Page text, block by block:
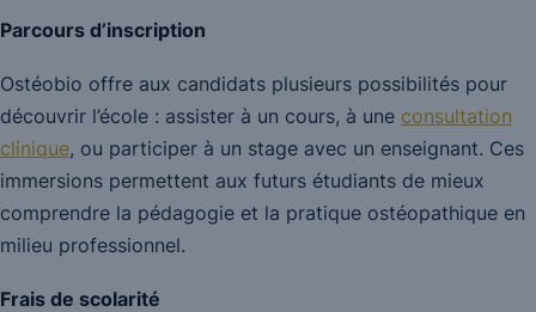
Parcours d’inscription
Ostéobio offre aux candidats plusieurs possibilités pour
découvrir l’école : assister à un cours, à une consultation
clinique, ou participer à un stage avec un enseignant. Ces
immersions permettent aux futurs étudiants de mieux
comprendre la pédagogie et la pratique ostéopathique en
milieu professionnel.
Frais de scolarité